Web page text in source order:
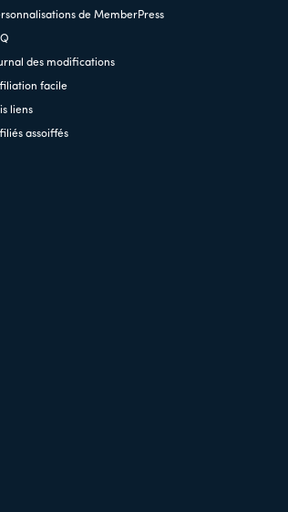
de MemberPress
des modifications
facile
liens
assoiffés